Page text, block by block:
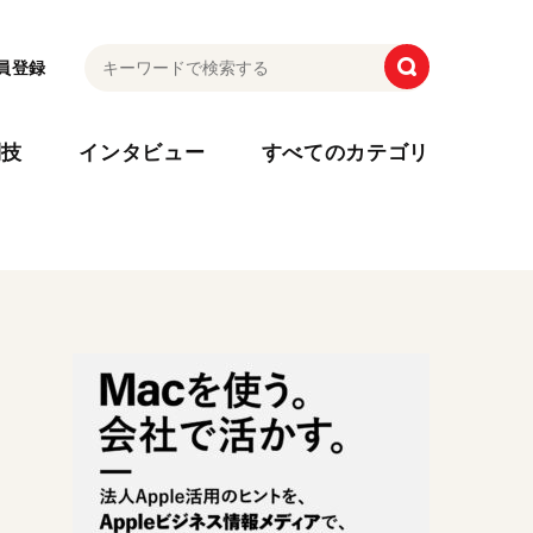
登録
インタビュー すべてのカテゴリ